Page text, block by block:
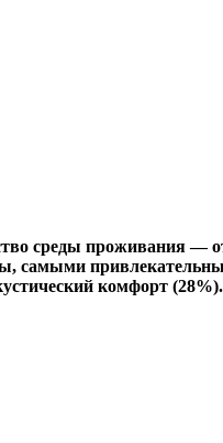
среды проживания —
самыми
комфорт